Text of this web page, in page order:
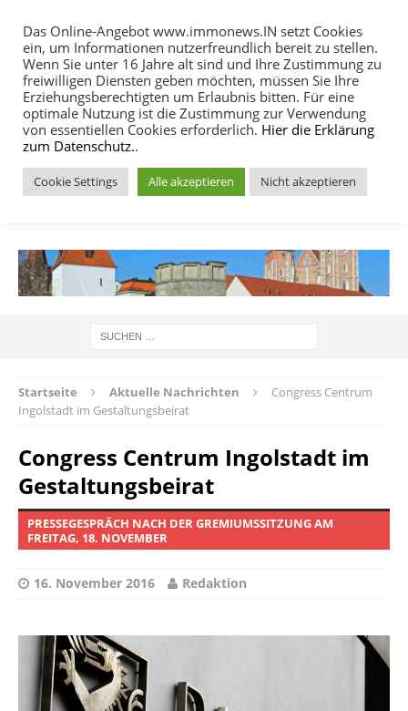
MENU
Startseite Aktuelle Nachrichten
Congress Centrum
Ingolstadt im Gestaltungsbeirat
Congress Centrum Ingolstadt im
Gestaltungsbeirat
PRESSEGESPRÄCH NACH DER GREMIUMSSITZUNG AM
FREITAG, 18. NOVEMBER
16. November 2016 Redaktion
Das Online-Angebot www.immonews.IN setzt Cookies
ein, um Informationen nutzerfreundlich bereit zu stellen.
Wenn Sie unter 16 Jahre alt sind und Ihre Zustimmung zu
freiwilligen Diensten geben möchten, müssen Sie Ihre
Erziehungsberechtigten um Erlaubnis bitten. Für eine
optimale Nutzung ist die Zustimmung zur Verwendung
von essentiellen Cookies erforderlich. Hier die Erklärung
zum Datenschutz..
Cookie Settings Alle akzeptieren Nicht akzeptieren